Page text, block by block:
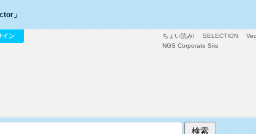
ちょい読み! SELECTION
NGS Corporate Site
」
イン